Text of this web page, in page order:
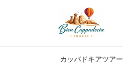
カッパドキアツアー